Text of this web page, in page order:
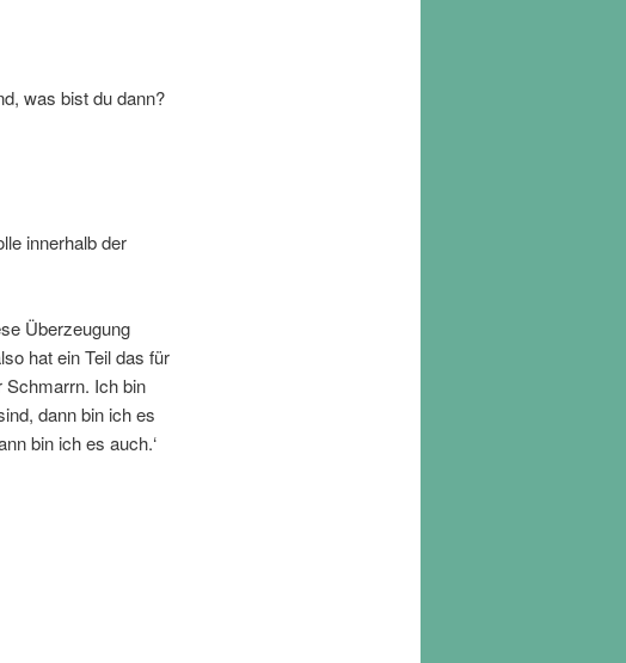
was bist du dann?
innerhalb der
Überzeugung
hat ein Teil das für
Schmarrn. Ich bin
dann bin ich es
bin ich es auch.‘